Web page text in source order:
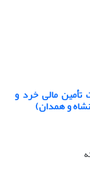
تأمین مالی خرد و
و همدان)